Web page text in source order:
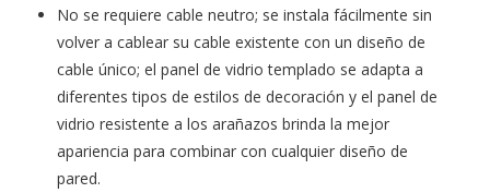
No se requiere cable neutro; se instala fácilmente sin
volver a cablear su cable existente con un diseño de
cable único; el panel de vidrio templado se adapta a
diferentes tipos de estilos de decoración y el panel de
vidrio resistente a los arañazos brinda la mejor
apariencia para combinar con cualquier diseño de
pared.